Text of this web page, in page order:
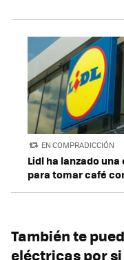
EN COMPRADICCIÓN
Lidl ha lanzado
para tomar café
También te
eléctricas por